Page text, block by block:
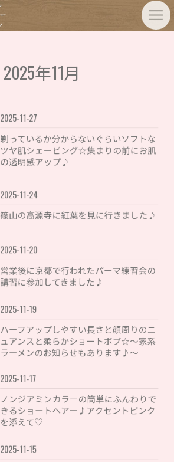
2025年11月
2025-11-27
剃っているか分からないぐらいソフトな
ツヤ肌シェービング☆集まりの前にお肌
の透明感アップ♪
2025-11-24
篠山の高源寺に紅葉を見に行きました♪
2025-11-20
営業後に京都で行われたパーマ練習会の
講習に参加してきました♪
2025-11-19
ハーフアップしやすい長さと顔周りのニ
ュアンスと柔らかショートボブ☆〜家系
ラーメンのお知らせもあります♪〜
2025-11-17
ノンジアミンカラーの簡単にふんわりで
きるショートヘアー♪アクセントピンク
を添えて♡
2025-11-15